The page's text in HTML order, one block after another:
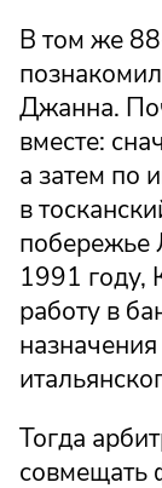
В том же
Джанна.
вместе:
а затем по
в
побережье
1991 году,
работу в
Тогда
совмещать